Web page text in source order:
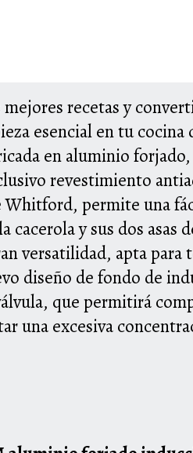
mejores recetas y
esencial en tu
en aluminio
revestimiento
permite una
cacerola y sus dos
versatilidad, apta
diseño de fondo de
que permitirá
una excesiva